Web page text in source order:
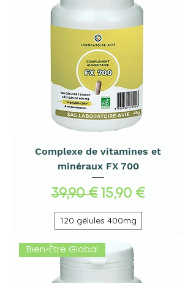
Complexe de vitamines et
minéraux FX 700
Prix original
39,90 €Prix
15,90 €
120 gélules 400mg
Bien-Être Global